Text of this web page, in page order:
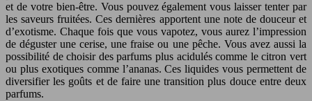
et de votre bien-être. Vous pouvez également vous laisser tenter par
les saveurs fruitées. Ces dernières apportent une note de douceur et
d’exotisme. Chaque fois que vous vapotez, vous aurez l’impression
de déguster une cerise, une fraise ou une pêche. Vous avez aussi la
possibilité de choisir des parfums plus acidulés comme le citron vert
ou plus exotiques comme l’ananas. Ces liquides vous permettent de
diversifier les goûts et de faire une transition plus douce entre deux
parfums.